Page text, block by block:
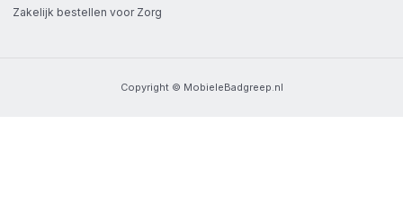
Zakelijk bestellen voor Zorg
Copyright © MobieleBadgreep.nl